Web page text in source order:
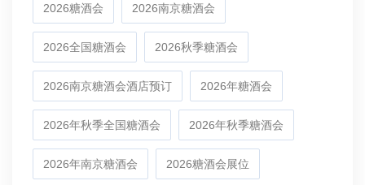
2026糖酒会 2026南京糖酒会
2026全国糖酒会 2026秋季糖酒会
2026南京糖酒会酒店预订 2026年糖酒会
2026年秋季全国糖酒会 2026年秋季糖酒会
2026年南京糖酒会 2026糖酒会展位